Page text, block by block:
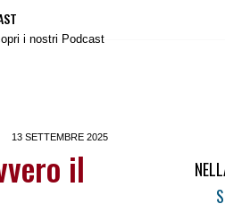
i nostri Podcast
13 SETTEMBRE 2025
il